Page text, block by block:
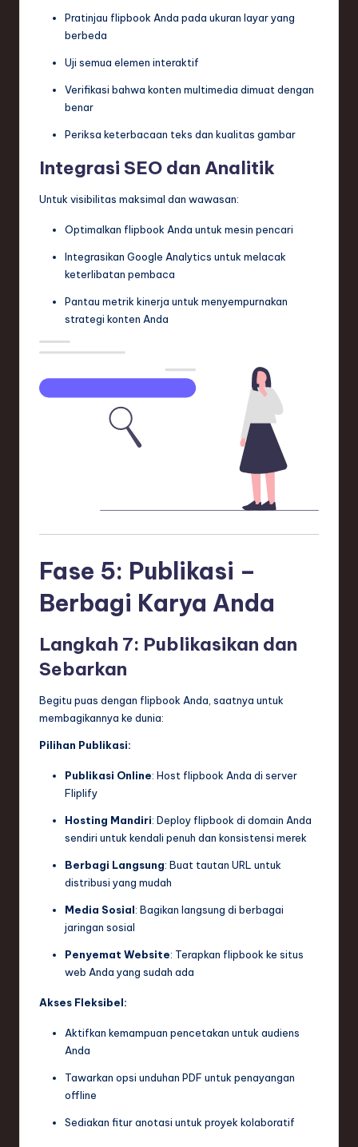
Pratinjau flipbook Anda pada ukuran layar yang
berbeda
Uji semua elemen interaktif
Verifikasi bahwa konten multimedia dimuat dengan
benar
Periksa keterbacaan teks dan kualitas gambar
Integrasi SEO dan Analitik
Untuk visibilitas maksimal dan wawasan:
Optimalkan flipbook Anda untuk mesin pencari
Integrasikan Google Analytics untuk melacak
keterlibatan pembaca
Pantau metrik kinerja untuk menyempurnakan
strategi konten Anda
Fase 5: Publikasi –
Berbagi Karya Anda
Langkah 7: Publikasikan dan
Sebarkan
Begitu puas dengan flipbook Anda, saatnya untuk
membagikannya ke dunia:
Pilihan Publikasi:
Publikasi Online: Host flipbook Anda di server
Fliplify
Hosting Mandiri: Deploy flipbook di domain Anda
sendiri untuk kendali penuh dan konsistensi merek
Berbagi Langsung: Buat tautan URL untuk
distribusi yang mudah
Media Sosial: Bagikan langsung di berbagai
jaringan sosial
Penyemat Website: Terapkan flipbook ke situs
web Anda yang sudah ada
Akses Fleksibel:
Aktifkan kemampuan pencetakan untuk audiens
Anda
Tawarkan opsi unduhan PDF untuk penayangan
offline
Sediakan fitur anotasi untuk proyek kolaboratif